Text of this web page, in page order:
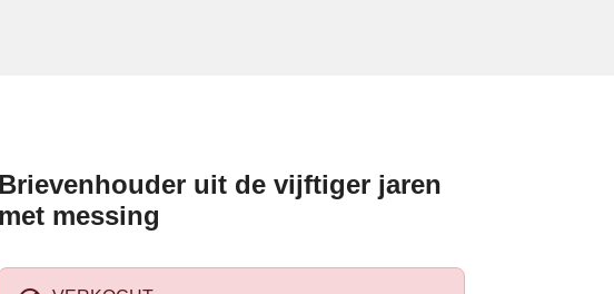
Brievenhouder uit de vijftiger jaren
met messing